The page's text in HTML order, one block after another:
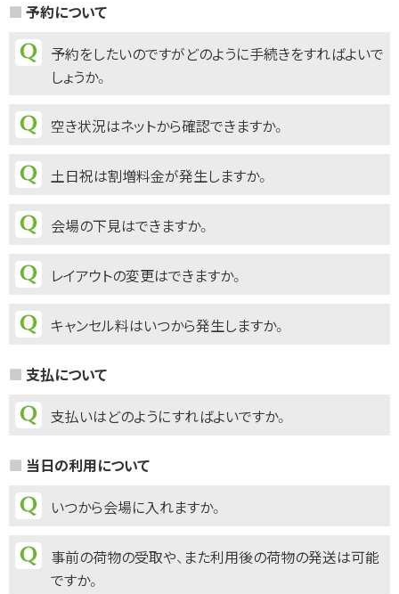
予約について
予約をしたいのですがどのように手続きをすればよいで
しょうか。
空き状況はネットから確認できますか。
土日祝は割増料金が発生しますか。
会場の下見はできますか。
レイアウトの変更はできますか。
キャンセル料はいつから発生しますか。
支払について
支払いはどのようにすればよいですか。
当日の利用について
いつから会場に入れますか。
事前の荷物の受取や、また利用後の荷物の発送は可能
ですか。